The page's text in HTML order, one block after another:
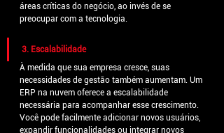
áreas críticas do negócio, ao invés de se
preocupar com a tecnologia.
3. Escalabilidade
À medida que sua empresa cresce, suas
necessidades de gestão também aumentam. Um
ERP na nuvem oferece a escalabilidade
necessária para acompanhar esse crescimento.
Você pode facilmente adicionar novos usuários,
expandir funcionalidades ou integrar novos